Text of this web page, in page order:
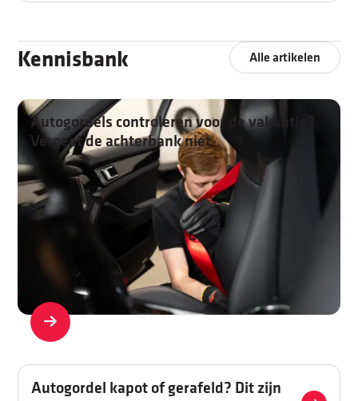
Kennisbank Alle artikelen
Autogordels controleren voor de vakantie?
Vergeet de achterbank niet
Autogordel kapot of gerafeld? Dit zijn